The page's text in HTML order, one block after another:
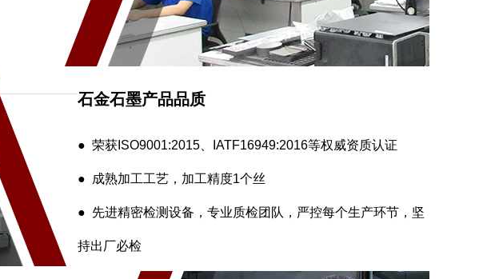
石金石墨产品品质
● 荣获ISO9001:2015、IATF16949:2016等权威资质认证
● 成熟加工工艺，加工精度1个丝
● 先进精密检测设备，专业质检团队，严控每个生产环节，坚
持出厂必检